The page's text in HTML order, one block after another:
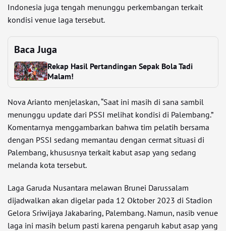
Indonesia juga tengah menunggu perkembangan terkait
kondisi venue laga tersebut.
Baca Juga
Rekap Hasil Pertandingan Sepak Bola Tadi
Malam!
Nova Arianto menjelaskan, “Saat ini masih di sana sambil
menunggu update dari PSSI melihat kondisi di Palembang.”
Komentarnya menggambarkan bahwa tim pelatih bersama
dengan PSSI sedang memantau dengan cermat situasi di
Palembang, khususnya terkait kabut asap yang sedang
melanda kota tersebut.
Laga Garuda Nusantara melawan Brunei Darussalam
dijadwalkan akan digelar pada 12 Oktober 2023 di Stadion
Gelora Sriwijaya Jakabaring, Palembang. Namun, nasib venue
laga ini masih belum pasti karena pengaruh kabut asap yang